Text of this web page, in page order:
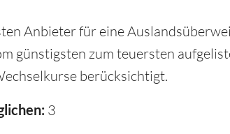
Anbieter für eine
günstigsten zum teuersten
berücksichtigt.
3